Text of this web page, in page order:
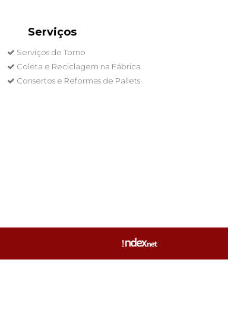
Serviços
Serviços de Torno
Coleta e Reciclagem na Fábrica
Consertos e Reformas de Pallets